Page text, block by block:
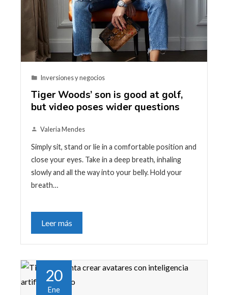
Inversiones y negocios
Tiger Woods’ son is good at golf,
but video poses wider questions
Valeria Mendes
Simply sit, stand or lie in a comfortable position and
close your eyes. Take in a deep breath, inhaling
slowly and all the way into your belly. Hold your
breath…
Leer más
20
Ene